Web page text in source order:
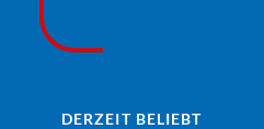
DERZEIT BELIEBT